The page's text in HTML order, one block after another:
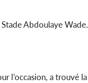
Abdoulaye Wade.
l’occasion, a trouvé la